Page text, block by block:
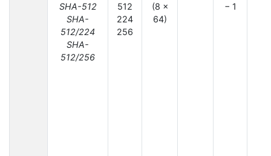
SHA-512
SHA-
512/224
SHA-
512/256
512
224
256
(8 ×
64)
− 1